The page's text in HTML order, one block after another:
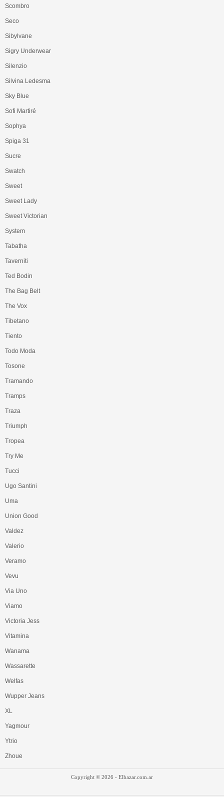
Scombro
Seco
Sibylvane
Sigry Underwear
Silenzio
Silvina Ledesma
Sky Blue
Sofi Martiré
Sophya
Spiga 31
Sucre
Swatch
Sweet
Sweet Lady
Sweet Victorian
System
Tabatha
Taverniti
Ted Bodin
The Bag Belt
The Vox
Tibetano
Tiento
Todo Moda
Tosone
Tramando
Tramps
Traza
Triumph
Tropea
Try Me
Tucci
Ugo Santini
Uma
Union Good
Valdez
Valerio
Veramo
Vevu
Via Uno
Viamo
Victoria Jess
Vitamina
Wanama
Wassarette
Welfas
Wupper Jeans
XL
Yagmour
Ytrio
Zhoue
Copyright © 2026 - Elbazar.com.ar